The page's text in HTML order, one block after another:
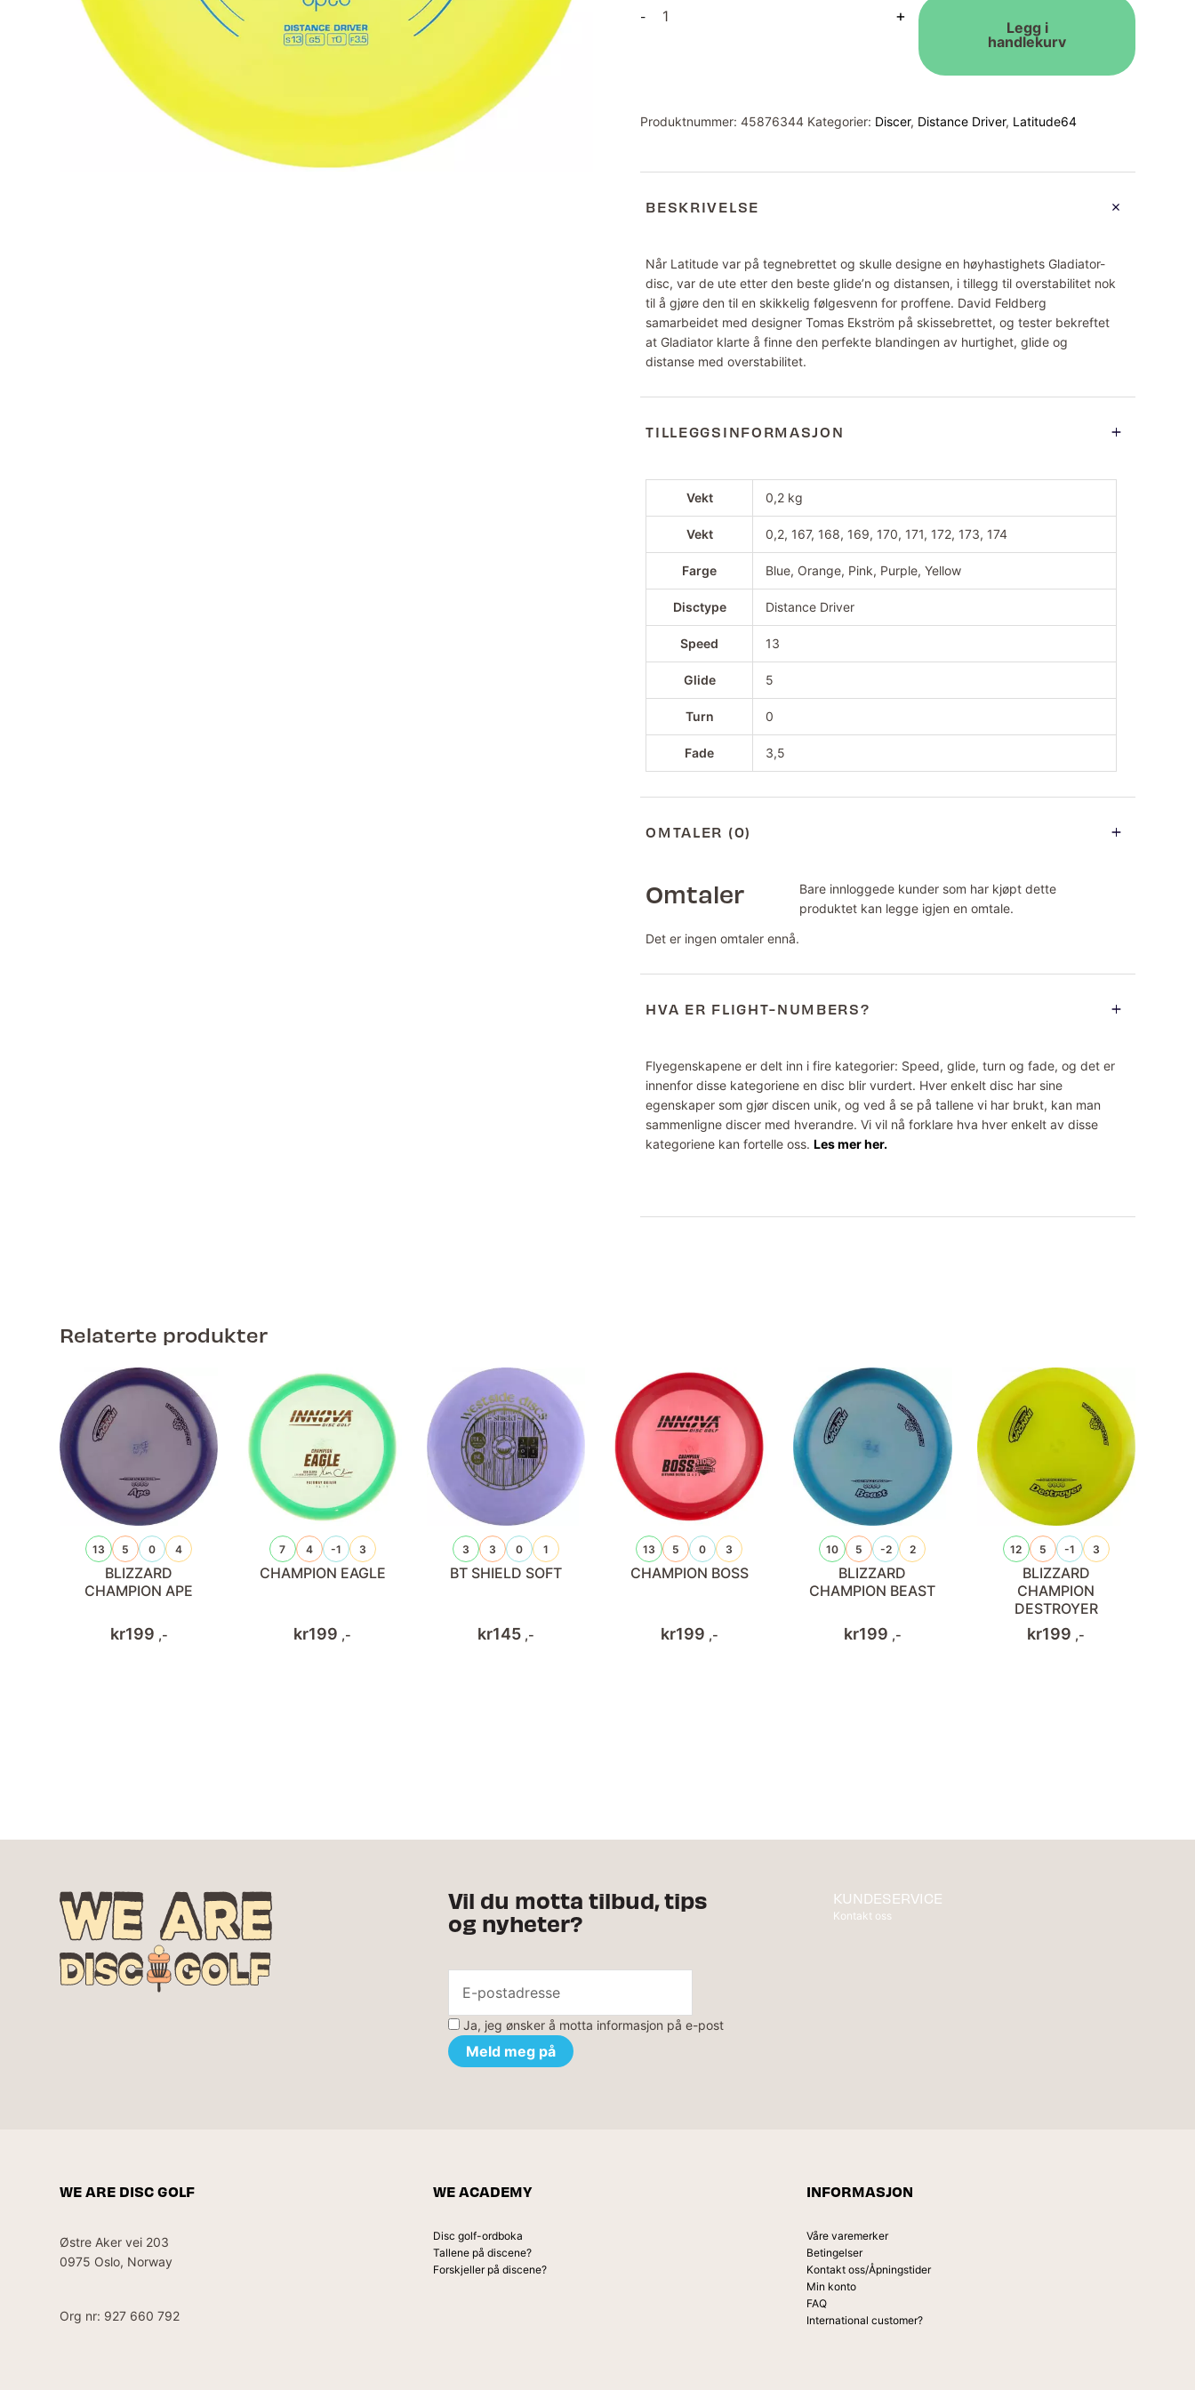
-
Gladiator
+
Legg i
handlekurv
Produktnummer:45876344 Kategorier: Discer, Distance Driver, Latitude64
BESKRIVELSE
Når Latitude var på tegnebrettet og skulle designe en høyhastighets Gladiator-
disc, var de ute etter den beste glide’n og distansen, i tillegg til overstabilitet nok
til å gjøre den til en skikkelig følgesvenn for proffene. David Feldberg
samarbeidet med designer Tomas Ekström på skissebrettet, og tester bekreftet
at Gladiator klarte å finne den perfekte blandingen av hurtighet, glide og
distanse med overstabilitet.
TILLEGGSINFORMASJON
Vekt 0,2 kg
Vekt 0,2, 167, 168, 169, 170, 171, 172, 173, 174
Farge Blue, Orange, Pink, Purple, Yellow
Disctype Distance Driver
Speed 13
Glide 5
Turn 0
Fade 3,5
OMTALER (0)
Omtaler
Det er ingen omtaler ennå.
Bare innloggede kunder som har kjøpt dette
produktet kan legge igjen en omtale.
HVA ER FLIGHT-NUMBERS?
Flyegenskapene er delt inn i fire kategorier: Speed, glide, turn og fade, og det er
innenfor disse kategoriene en disc blir vurdert. Hver enkelt disc har sine
egenskaper som gjør discen unik, og ved å se på tallene vi har brukt, kan man
sammenligne discer med hverandre. Vi vil nå forklare hva hver enkelt av disse
kategoriene kan fortelle oss.Les mer her.
Relaterte produkter
13 5 0 4
BLIZZARD
CHAMPION APE
kr199 ,-
7 4 -1 3
CHAMPION EAGLE
kr199 ,-
3 3 0 1
BT SHIELD SOFT
kr145 ,-
13 5 0 3
CHAMPION BOSS
kr199 ,-
10 5 -2 2
BLIZZARD
CHAMPION BEAST
kr199 ,-
12 5 -1 3
BLIZZARD
CHAMPION
DESTROYER
kr199 ,-
Vil du motta tilbud, tips
og nyheter?
Ja, jeg ønsker å motta informasjon på e-post
KUNDESERVICE
Kontakt oss
WE ARE DISC GOLF
Østre Aker vei 203
0975 Oslo, Norway
Org nr: 927 660 792
WE ACADEMY
Disc golf-ordboka
Tallene på discene?
Forskjeller på discene?
INFORMASJON
Våre varemerker
Betingelser
Kontakt oss/Åpningstider
Min konto
FAQ
International customer?